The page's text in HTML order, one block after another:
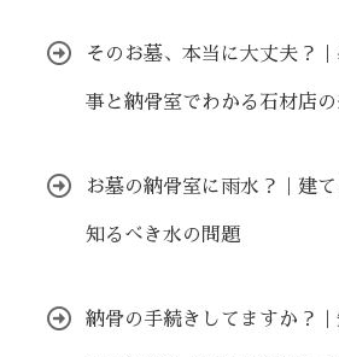
そのお墓、本当に大丈夫？
事と納骨室でわかる石材店の
お墓の納骨室に雨水？｜建
知るべき水の問題
納骨の手続きしてますか？